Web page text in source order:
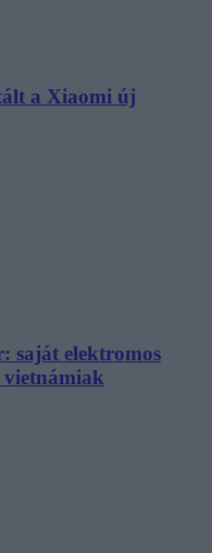
a Xiaomi új
saját elektromos